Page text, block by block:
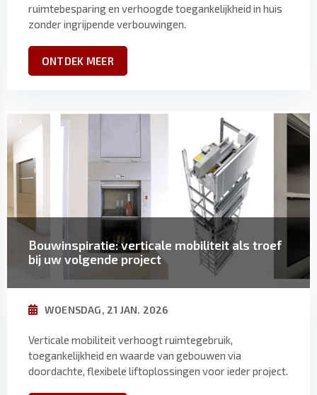
ruimtebesparing en verhoogde toegankelijkheid in huis
zonder ingrijpende verbouwingen.
ONTDEK MEER
Bouwinspiratie: verticale mobiliteit als troef
bij uw volgende project
WOENSDAG, 21 JAN. 2026
Verticale mobiliteit verhoogt ruimtegebruik,
toegankelijkheid en waarde van gebouwen via
doordachte, flexibele liftoplossingen voor ieder project.